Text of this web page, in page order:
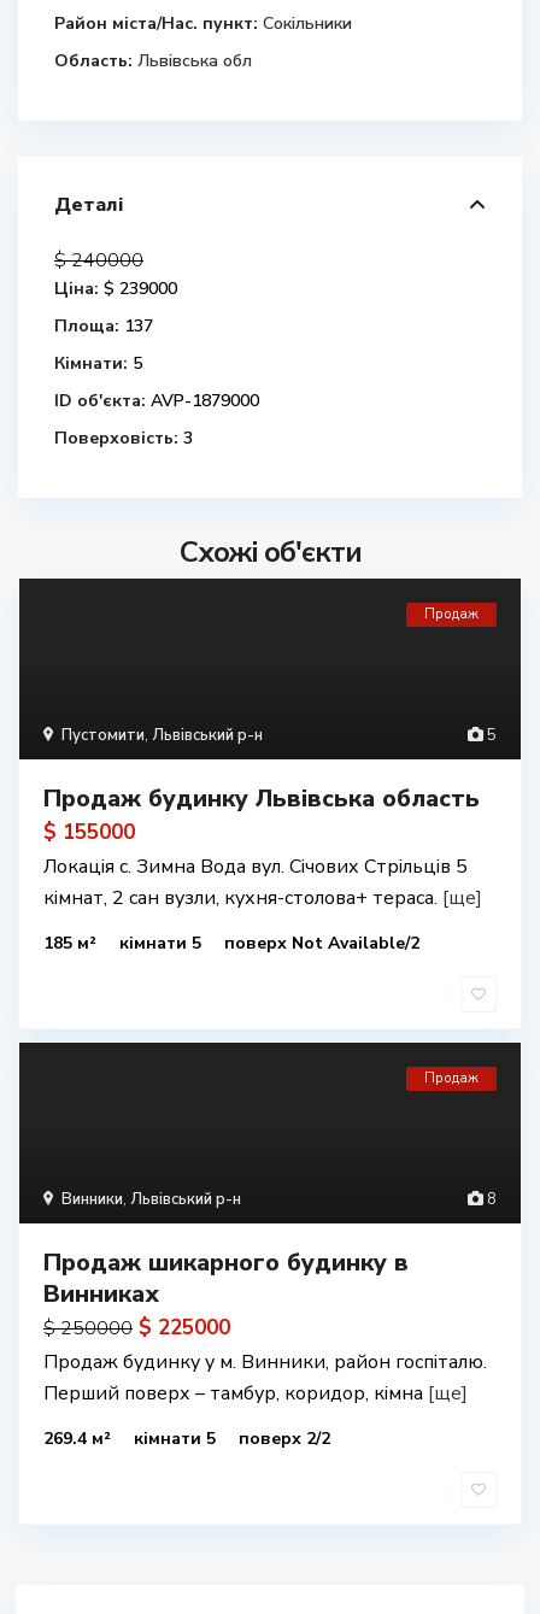
Район міста/Нас. пункт: Сокільники
Область: Львівська обл
Деталі
$ 240000
Ціна: $ 239000
Площа: 137
Кімнати: 5
ID об'єкта: AVP-1879000
Поверховість: 3
Схожі об'єкти
5
Пустомити, Львівський р-н
Продаж
Продаж будинку Львівська область
$ 155000
Локація с. Зимна Вода вул. Січових Стрільців 5
кімнат, 2 сан вузли, кухня-столова+ тераса. [ще]
185 м² кімнати 5 поверх Not Available/2
8
Винники, Львівський р-н
Продаж
Продаж шикарного будинку в
Винниках
$ 250000 $ 225000
Продаж будинку у м. Винники, район госпіталю.
Перший поверх – тамбур, коридор, кімна [ще]
269.4 м² кімнати 5 поверх 2/2